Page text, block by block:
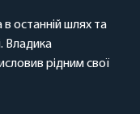
в останній шлях та
Владика
рідним свої